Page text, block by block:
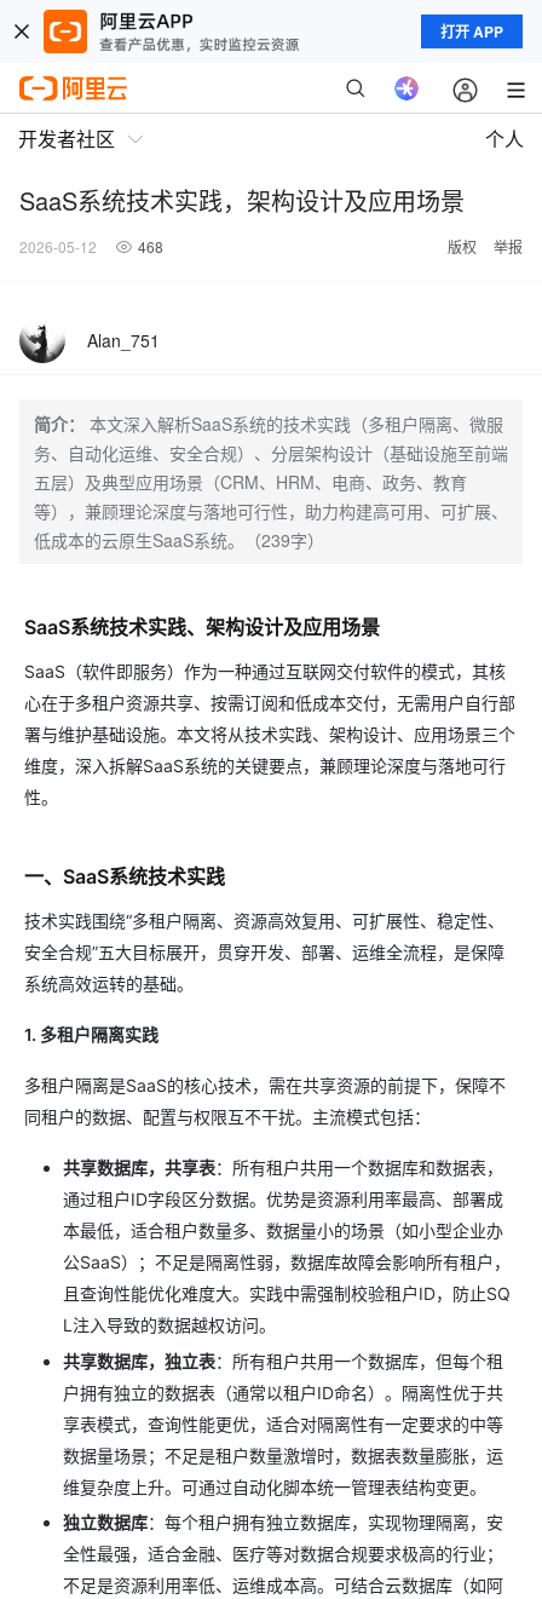
打开 APP
开发者社区 个人
SaaS系统技术实践，架构设计及应用场景
2026-05-12 468 版权 举报
Alan_751
简介：
本文深入解析SaaS系统的技术实践（多租户隔离、微服
务、自动化运维、安全合规）、分层架构设计（基础设施至前端
五层）及典型应用场景（CRM、HRM、电商、政务、教育
等），兼顾理论深度与落地可行性，助力构建高可用、可扩展、
低成本的云原生SaaS系统。（239字）
SaaS系统技术实践、架构设计及应用场景
SaaS（软件即服务）作为一种通过互联网交付软件的模式，其核
心在于多租户资源共享、按需订阅和低成本交付，无需用户自行部
署与维护基础设施。本文将从技术实践、架构设计、应用场景三个
维度，深入拆解SaaS系统的关键要点，兼顾理论深度与落地可行
性。
一、SaaS系统技术实践
技术实践围绕“多租户隔离、资源高效复用、可扩展性、稳定性、
安全合规”五大目标展开，贯穿开发、部署、运维全流程，是保障
系统高效运转的基础。
1. 多租户隔离实践
多租户隔离是SaaS的核心技术，需在共享资源的前提下，保障不
同租户的数据、配置与权限互不干扰。主流模式包括：
共享数据库，共享表：所有租户共用一个数据库和数据表，
通过租户ID字段区分数据。优势是资源利用率最高、部署成
本最低，适合租户数量多、数据量小的场景（如小型企业办
公SaaS）；不足是隔离性弱，数据库故障会影响所有租户，
且查询性能优化难度大。实践中需强制校验租户ID，防止SQ
L注入导致的数据越权访问。
共享数据库，独立表：所有租户共用一个数据库，但每个租
户拥有独立的数据表（通常以租户ID命名）。隔离性优于共
享表模式，查询性能更优，适合对隔离性有一定要求的中等
数据量场景；不足是租户数量激增时，数据表数量膨胀，运
维复杂度上升。可通过自动化脚本统一管理表结构变更。
独立数据库：每个租户拥有独立数据库，实现物理隔离，安
全性最强，适合金融、医疗等对数据合规要求极高的行业；
不足是资源利用率低、运维成本高。可结合云数据库（如阿